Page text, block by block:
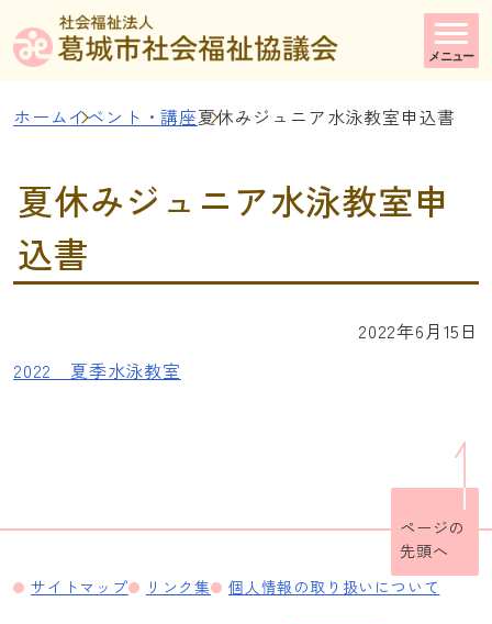
メニュー
ホームイベント・講座夏休みジュニア水泳教室申込書
夏休みジュニア水泳教室申
込書
2022年6月15日
2022 夏季水泳教室
ページの
先頭へ
サイトマップ
リンク集 個人情報の取り扱いについて